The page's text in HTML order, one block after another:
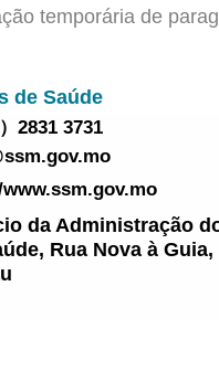
temporária de
8)
de Saúde
）2831 3731
da Administração
Rua Nova à Guia,